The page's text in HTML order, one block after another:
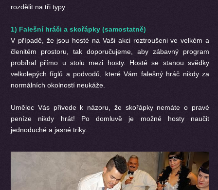
rozdělit na tři typy.
1) Falešní hráči a skořápky (samostatně)
V případě, že jsou hosté na Vaši akci roztroušeni ve velkém a
členitém prostoru, tak doporučujeme, aby zábavný program
probíhal přímo u stolu mezi hosty. Hosté se stanou svědky
velkolepých fíglů a podvodů, které Vám falešný hráč nikdy za
normálních okolností neukáže.
Umělec Vás přivede k názoru, že skořápky nemáte o pravé
peníze nikdy hrát! Po domluvě je možné hosty naučit
jednoduché a jasné triky.